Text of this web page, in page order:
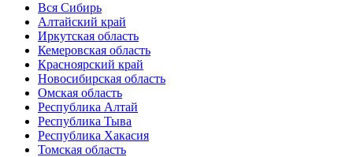
Вся Сибирь
Алтайский край
Иркутская область
Кемеровская область
Красноярский край
Новосибирская область
Омская область
Республика Алтай
Республика Тыва
Республика Хакасия
Томская область